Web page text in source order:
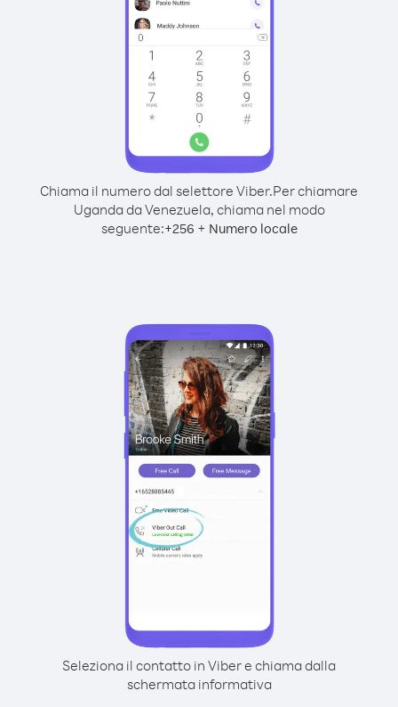
Chiama il numero dal selettore Viber.Per chiamare
Uganda da Venezuela, chiama nel modo
seguente:+256 + Numero locale
Seleziona il contatto in Viber e chiama dalla
schermata informativa